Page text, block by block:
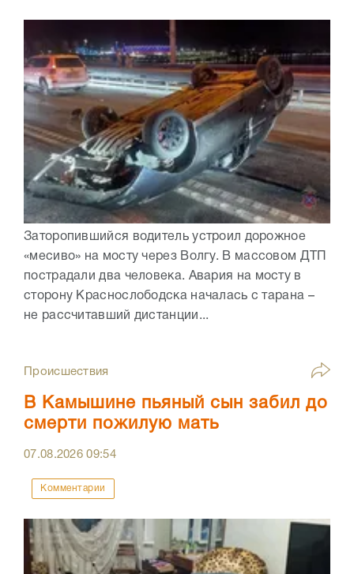
Заторопившийся водитель устроил дорожное
«месиво» на мосту через Волгу. В массовом ДТП
пострадали два человека. Авария на мосту в
сторону Краснослободска началась с тарана –
не рассчитавший дистанции...
Происшествия
В Камышине пьяный сын забил до
смерти пожилую мать
07.08.202609:54
Комментарии